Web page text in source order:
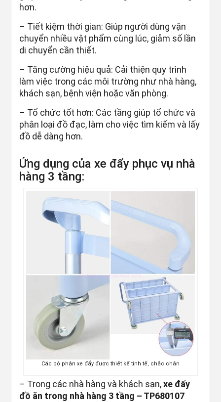
hơn.
– Tiết kiệm thời gian: Giúp người dùng vận
chuyển nhiều vật phẩm cùng lúc, giảm số lần
di chuyển cần thiết.
– Tăng cường hiệu quả: Cải thiện quy trình
làm việc trong các môi trường như nhà hàng,
khách sạn, bệnh viện hoặc văn phòng.
– Tổ chức tốt hơn: Các tầng giúp tổ chức và
phân loại đồ đạc, làm cho việc tìm kiếm và lấy
đồ dễ dàng hơn.
Ứng dụng của xe đẩy phục vụ nhà
hàng 3 tầng:
Các bộ phận xe đẩy được thiết kế tinh tế, chắc chắn
– Trong các nhà hàng và khách sạn,xe đẩy
đồ ăn trong nhà hàng 3 tầng – TP680107